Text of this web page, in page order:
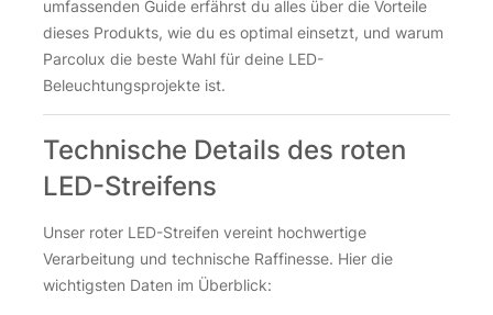
MiBoxer Controller FUT036M LED Dimmer für LED
Leuchtmittel
14,95€
Über 100Stk. auf Lager
MiBoxer FUT092B RGB+CCT Fernbedienung schwarz 4
MiBoxer FUT092B RGB+CCT Fernbedienung schwarz 4
Miboxer T1 230 Volt
20,85€
52 Stk. auf Lager
Smart Home Funk Lichtschalter Unterputz | Dimmer |
Smart Home Funk Lichtschalter Unterputz | Dimmer |
12V DC LED Netzteil GLP GTPC-60-12-S 60 Watt 5
32,40 €
inkl. 19 % MwSt. zzgl.Versandkosten
28 Stk. auf Lager
umfassenden Guide erfährst du alles über die Vorteile
dieses Produkts, wie du es optimal einsetzt, und warum
Parcolux die beste Wahl für deine LED-
Beleuchtungsprojekte ist.
Technische Details des roten
LED-Streifens
Unser roter LED-Streifen vereint hochwertige
Verarbeitung und technische Raffinesse. Hier die
wichtigsten Daten im Überblick: